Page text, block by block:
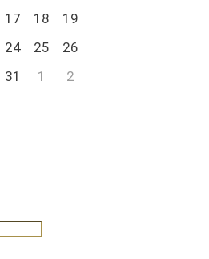
17 18
19
24 25
26
31 1 2